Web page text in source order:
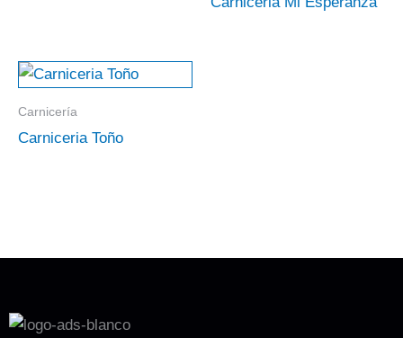
Carnicería
Carniceria Toño